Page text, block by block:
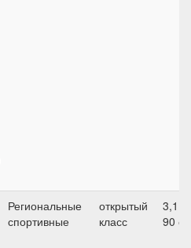
Региональные
спортивные
открытый
класс
3,1,
90 см